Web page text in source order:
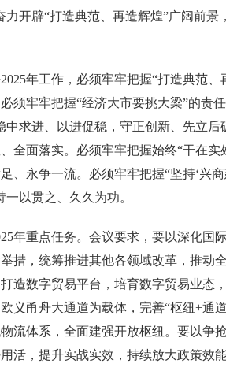
力开辟“打造典范、再造辉煌”广阔前
年工作，必须牢牢把握“打造典范、
须牢牢把握“经济大市要挑大梁”的责
中求进、以进促稳，守正创新、先立后
全面落实。必须牢牢把握始终“干在实
、永争一流。必须牢牢把握“坚持‘兴
以贯之、久久为功。
重点任务。会议要求，要以深化国
措，统筹推进其他各领域改革，推动
造数字贸易平台，培育数字贸易业态
义甬舟大通道为载体，完善“枢纽+通
流体系，全面建强开放枢纽。要以争
活，提升实战实效，持续放大政策效